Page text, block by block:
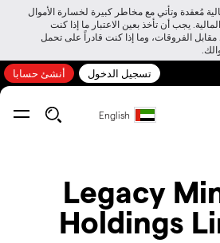
مُعقدة وتأتي مع مخاطر كبيرة لخسارة الأموال
يجب أن تأخذ بعين الاعتبار ما إذا كنت
الفروقات، وما إذا كنت قادراً على تحمل
تسجيل الدخول أنشئ حسابا
English
Legacy
Holdings